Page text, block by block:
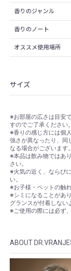
香りのジャンル
香りのノート
オススメ使用場所
サイズ
※お部屋の広さは目安
すのでご了承ください。
※香りの感じ方には個
強さが異なったり、同
なる場合がございます。
※本品は飲み物ではあ
さい。
※火気の近く、ならび
い。
※お子様・ペットの触
※シミになることがあ
グランスが付着しない
※ご使用の際には必ず
ABOUT